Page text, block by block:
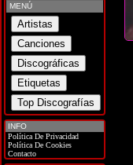
MENÚ
INFO
Política De Privacidad
Política De Cookies
Contacto